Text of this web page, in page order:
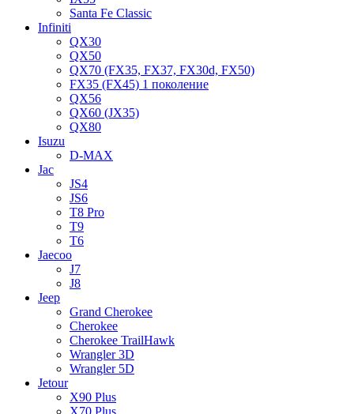
Santa Fe Classic
Infiniti
QX30
QX50
QX70 (FX35, FX37, FX30d, FX50)
FX35 (FX45) 1 поколение
QX56
QX60 (JX35)
QX80
Isuzu
D-MAX
Jac
JS4
JS6
T8 Pro
T9
T6
Jaecoo
J7
J8
Jeep
Grand Cherokee
Cherokee
Cherokee TrailHawk
Wrangler 3D
Wrangler 5D
Jetour
X90 Plus
X70 Plus